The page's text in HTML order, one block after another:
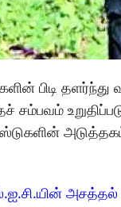
பிடி
அசத்தல்